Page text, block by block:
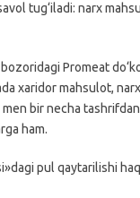
tug‘iladi: narx
Promeat
xaridor mahsulot,
bir necha
ham.
pul qaytarilishi